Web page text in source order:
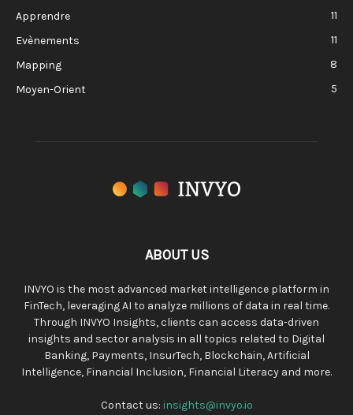
Apprendre
11
Evènements
11
Mapping
8
Moyen-Orient
5
ABOUT US
INVYO is the most advanced market intelligence platform in
FinTech, leveraging AI to analyze millions of data in real time.
Through INVYO Insights, clients can access data-driven
insights and sector analysis in all topics related to Digital
Banking, Payments, InsurTech, Blockchain, Artificial
Intelligence, Financial Inclusion, Financial Literacy and more.
Contact us: insights@invyo.io